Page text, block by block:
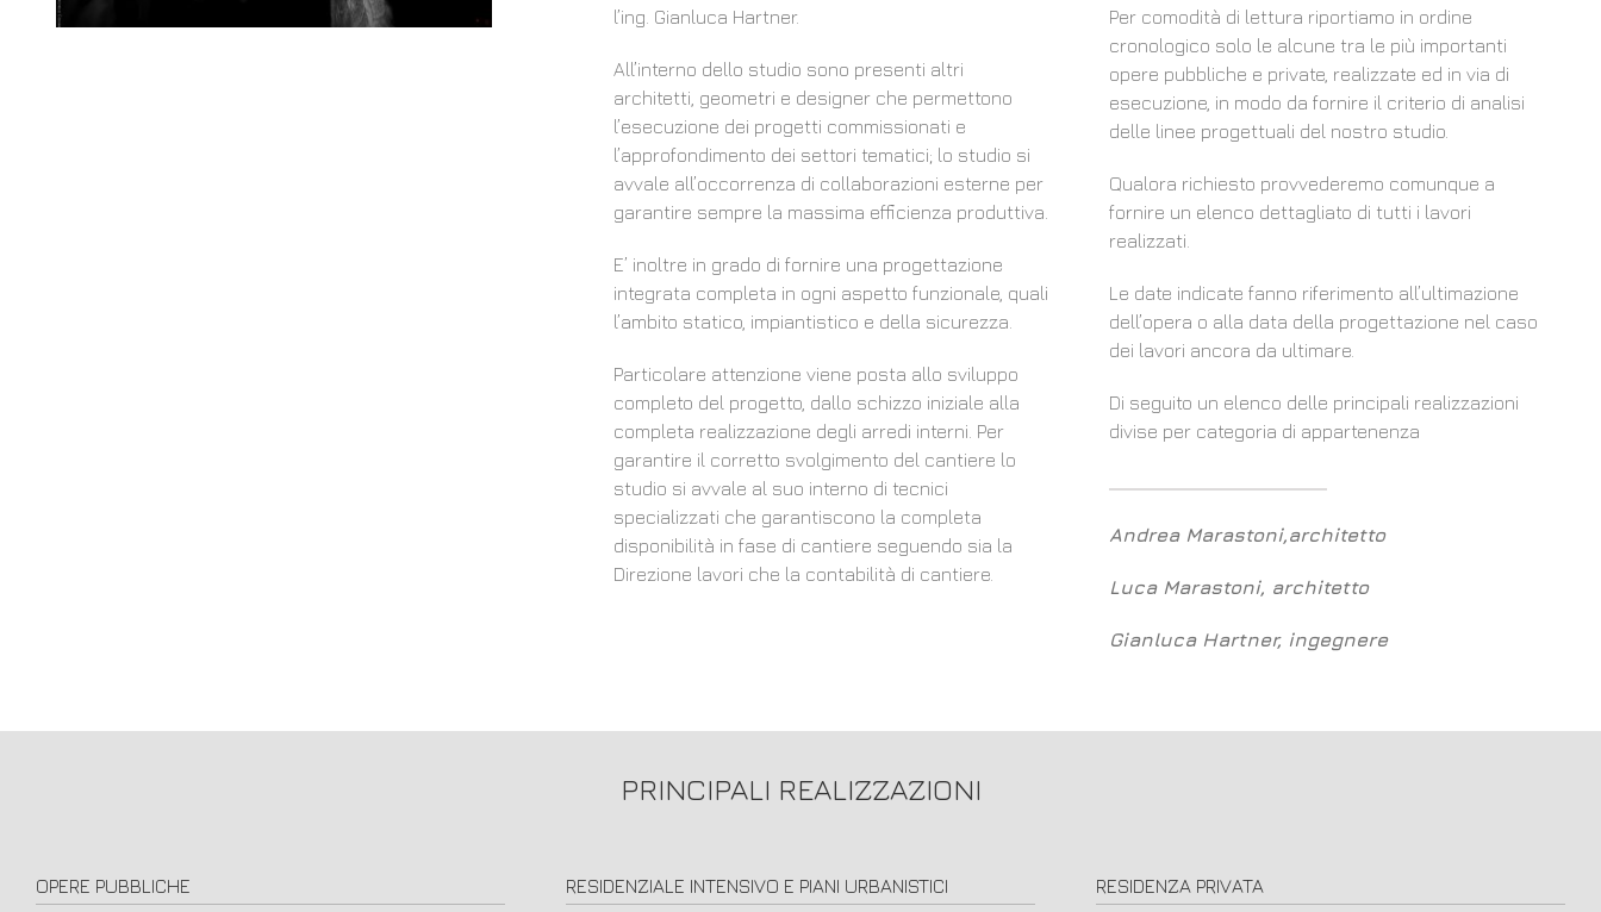
l’ing. Gianluca Hartner.
All’interno dello studio sono presenti altri
architetti, geometri e designer che permettono
l’esecuzione dei progetti commissionati e
l’approfondimento dei settori tematici; lo studio si
avvale all’occorrenza di collaborazioni esterne per
garantire sempre la massima efficienza produttiva.
E’ inoltre in grado di fornire una progettazione
integrata completa in ogni aspetto funzionale, quali
l’ambito statico, impiantistico e della sicurezza.
Particolare attenzione viene posta allo sviluppo
completo del progetto, dallo schizzo iniziale alla
completa realizzazione degli arredi interni. Per
garantire il corretto svolgimento del cantiere lo
studio si avvale al suo interno di tecnici
specializzati che garantiscono la completa
disponibilità in fase di cantiere seguendo sia la
Direzione lavori che la contabilità di cantiere.
Per comodità di lettura riportiamo in ordine
cronologico solo le alcune tra le più importanti
opere pubbliche e private, realizzate ed in via di
esecuzione, in modo da fornire il criterio di analisi
delle linee progettuali del nostro studio.
Qualora richiesto provvederemo comunque a
fornire un elenco dettagliato di tutti i lavori
realizzati.
Le date indicate fanno riferimento all’ultimazione
dell’opera o alla data della progettazione nel caso
dei lavori ancora da ultimare.
Di seguito un elenco delle principali realizzazioni
divise per categoria di appartenenza
Andrea Marastoni,architetto
Luca Marastoni, architetto
Gianluca Hartner, ingegnere
PRINCIPALI REALIZZAZIONI
OPERE PUBBLICHE RESIDENZIALE INTENSIVO E PIANI URBANISTICI RESIDENZA PRIVATA